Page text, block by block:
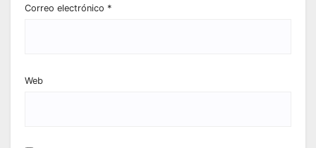
Correo electrónico *
Web